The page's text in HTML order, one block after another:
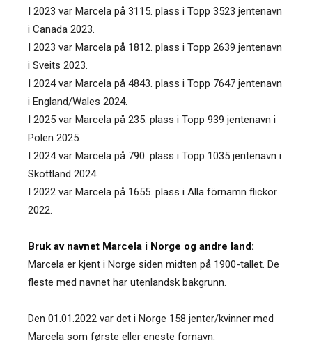
I 2023 var Marcela på 3115. plass i Topp 3523 jentenavn
i Canada 2023.
I 2023 var Marcela på 1812. plass i Topp 2639 jentenavn
i Sveits 2023.
I 2024 var Marcela på 4843. plass i Topp 7647 jentenavn
i England/Wales 2024.
I 2025 var Marcela på 235. plass i Topp 939 jentenavn i
Polen 2025.
I 2024 var Marcela på 790. plass i Topp 1035 jentenavn i
Skottland 2024.
I 2022 var Marcela på 1655. plass i Alla förnamn flickor
2022.
Bruk av navnet Marcela i Norge og andre land:
Marcela er kjent i Norge siden midten på 1900-tallet. De
fleste med navnet har utenlandsk bakgrunn.
Den 01.01.2022 var det i Norge 158 jenter/kvinner med
Marcela som første eller eneste fornavn.